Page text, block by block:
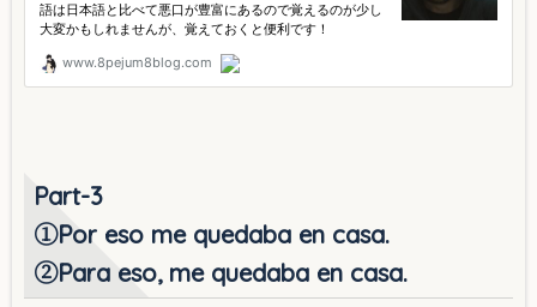
Part-3
①Por eso me quedaba en casa.
②Para eso, me quedaba en casa.